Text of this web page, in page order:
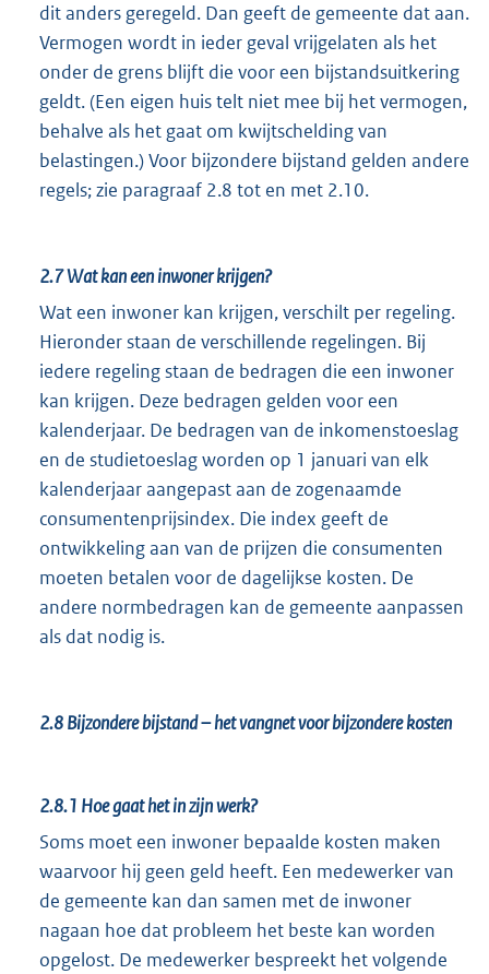
dit anders geregeld. Dan geeft de gemeente dat aan.
Vermogen wordt in ieder geval vrijgelaten als het
onder de grens blijft die voor een bijstandsuitkering
geldt. (Een eigen huis telt niet mee bij het vermogen,
behalve als het gaat om kwijtschelding van
belastingen.) Voor bijzondere bijstand gelden andere
regels; zie paragraaf 2.8 tot en met 2.10.
2.7Wat kan een inwoner krijgen?
Wat een inwoner kan krijgen, verschilt per regeling.
Hieronder staan de verschillende regelingen. Bij
iedere regeling staan de bedragen die een inwoner
kan krijgen. Deze bedragen gelden voor een
kalenderjaar. De bedragen van de inkomenstoeslag
en de studietoeslag worden op 1 januari van elk
kalenderjaar aangepast aan de zogenaamde
consumentenprijsindex. Die index geeft de
ontwikkeling aan van de prijzen die consumenten
moeten betalen voor de dagelijkse kosten. De
andere normbedragen kan de gemeente aanpassen
als dat nodig is.
2.8Bijzondere bijstand – het vangnet voor bijzondere kosten
2.8.1 Hoe gaat het in zijn werk?
Soms moet een inwoner bepaalde kosten maken
waarvoor hij geen geld heeft. Een medewerker van
de gemeente kan dan samen met de inwoner
nagaan hoe dat probleem het beste kan worden
opgelost. De medewerker bespreekt het volgende